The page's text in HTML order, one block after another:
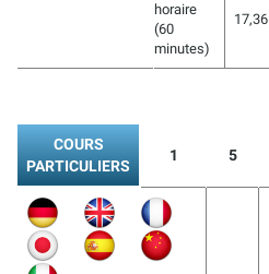
horaire
(60
minutes)
17,36
COURS
PARTICULIERS
1 5